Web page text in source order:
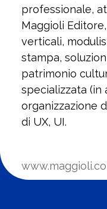
professionale,
Maggioli
verticali,
stampa,
patrimonio
specializzata (in
organizzazione
di UX, UI.